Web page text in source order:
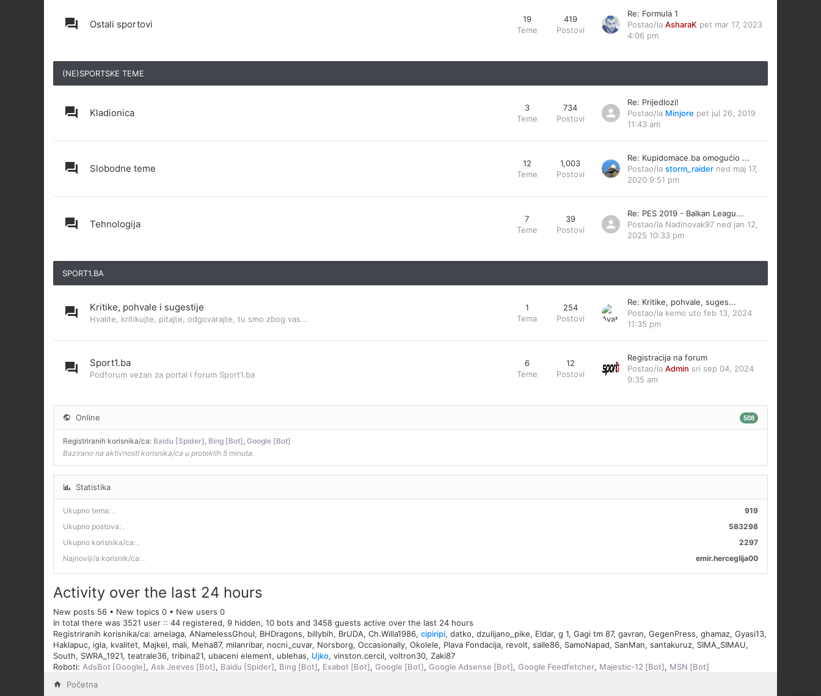
Ostali sportovi
19
Teme
419
Postovi
Re: Formula 1
Postao/la AsharaK pet mar 17, 2023
4:06 pm
(NE)SPORTSKE TEME
Kladionica
3
Teme
734
Postovi
Re: Prijedlozi!
Postao/la Minjore pet jul 26, 2019
11:43 am
Slobodne teme
12
Teme
1,003
Postovi
Re: Kupidomace.ba omogućio ...
Postao/la storm_raider ned maj 17,
2020 9:51 pm
Tehnologija
7
Teme
39
Postovi
Re: PES 2019 - Balkan Leagu...
Postao/la Nadinovak97 ned jan 12,
2025 10:33 pm
SPORT1.BA
Kritike, pohvale i sugestije
Hvalite, kritikujte, pitajte, odgovarajte, tu smo zbog vas...
1
Tema
254
Postovi
Re: Kritike, pohvale, suges...
Postao/la kemo uto feb 13, 2024
11:35 pm
Sport1.ba
Podforum vezan za portal i forum Sport1.ba
6
Teme
12
Postovi
Registracija na forum
Postao/la Admin sri sep 04, 2024
9:35 am
Online 508
Registriranih korisnika/ca: Baidu [Spider] , Bing [Bot] , Google [Bot]
Bazirano na aktivnosti korisnika/ca u proteklih 5 minuta.
Statistika
Ukupno tema: 919
.
Ukupno postova:
583298
.
Ukupno korisnika/ca:
2297
.
Najnoviji/a korisnik/ca:
emir.herceglija00
.
Activity over the last 24 hours
New posts 56 • New topics 0 • New users 0
In total there was 3521 user :: 44 registered, 9 hidden, 10 bots and 3458 guests active over the last 24 hours
Registriranih korisnika/ca: amelaga, ANamelessGhoul, BHDragons, billybih, BrUDA, Ch.Willa1986, cipiripi, datko, dzulijano_pike, Eldar, g 1, Gagi tm 87, gavran, GegenPress, ghamaz, Gyasi13,
Haklapuc, igla, kvalitet, Majkel, mali, Meha87, milanribar, nocni_cuvar, Norsborg, Occasionally, Okolele, Plava Fondacija, revolt, salle86, SamoNapad, SanMan, santakuruz, SIMA_SIMAU,
South, SWRA_1921, teatrale36, tribina21, ubaceni element, ublehas, Ujko, vinston.cercil, voltron30, Zaki87
Roboti: AdsBot [Google], Ask Jeeves [Bot], Baidu [Spider], Bing [Bot], Exabot [Bot], Google [Bot], Google Adsense [Bot], Google Feedfetcher, Majestic-12 [Bot], MSN [Bot]
Početna